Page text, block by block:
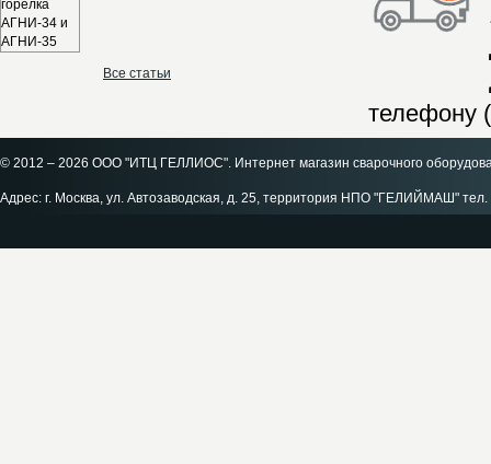
Все статьи
телефону
© 2012 – 2026 ООО "ИТЦ ГЕЛЛИОС". Интернет магазин сварочного
Адрес: г. Москва, ул. Автозаводская, д. 25, территория НПО "ГЕЛИЙМАШ"